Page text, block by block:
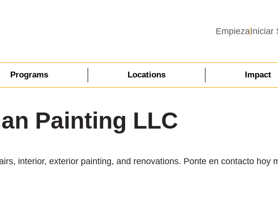
EmpiezaIniciar
Programs Locations Impact
Painting LLC
interior, exterior painting, and renovations. Ponte en contacto hoy